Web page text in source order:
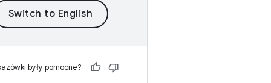
były pomocne?